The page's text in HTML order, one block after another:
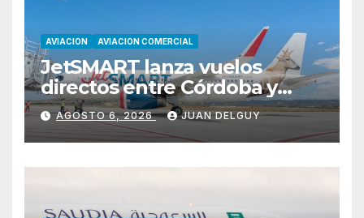
AVIACION AVIACION COMERCIAL
JetSMART lanza vuelos
directos entre Córdoba y
Florianópolis
AGOSTO 6, 2026 JUAN DELGUY